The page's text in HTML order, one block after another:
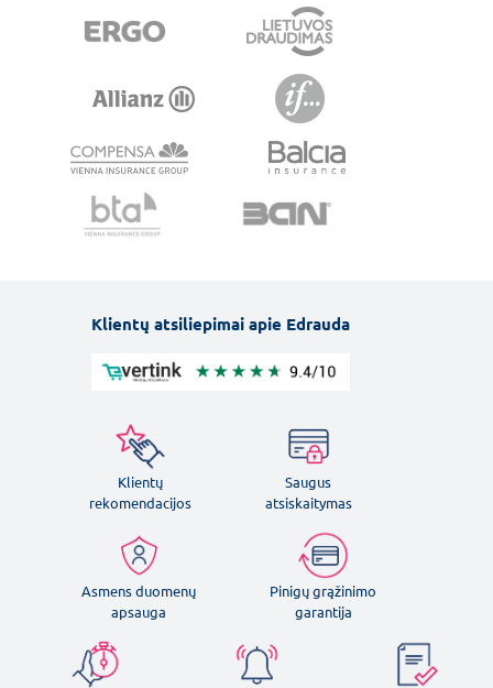
Klientų atsiliepimai apie Edrauda
Klientų
rekomendacijos
Saugus
atsiskaitymas
Asmens duomenų
apsauga
Pinigų grąžinimo
garantija